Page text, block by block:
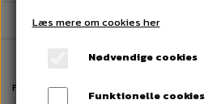
Forside MASKINER
Læs mere om cookies her
Nødvendige cookies
Funktionelle cookies